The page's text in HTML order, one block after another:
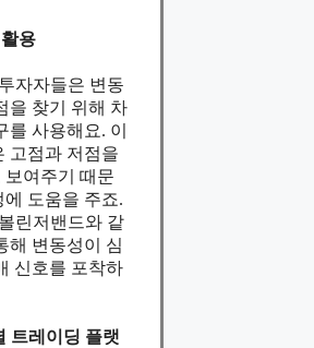
용
투자자들은 변동
을 찾기 위해 차
를 사용해요. 이
고점과 저점을
보여주기 때문
에 도움을 주죠.
볼린저밴드와 같
해 변동성이 심
신호를 포착하
트레이딩 플랫